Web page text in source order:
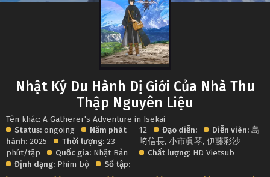
Nhật Ký Du Hành Dị Giới Của Nhà Thu
Thập Nguyên Liệu
Tên khác: A Gatherer's Adventure in Isekai
Status: ongoing
Năm phát
hành: 2025 Thời lượng: 23
phút/tập
Quốc gia: Nhật Bản
Định dạng: Phim bộ Số tập:
12 Đạo diễn: Diễn viên: 島
﨑信長,小市眞琴,伊藤彩沙
Chất lượng: HD Vietsub